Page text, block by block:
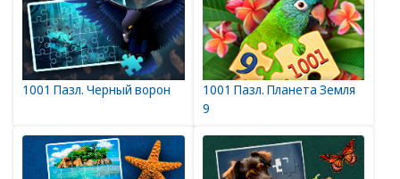
1001 Пазл. Черный ворон
1001 Пазл. Планета Земля
9